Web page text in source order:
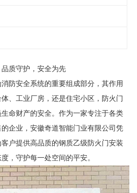
质守护，安全为先
防安全系统的重要组成部分，其作用
、工业厂房，还是住宅小区，防火门
命财产的安全。作为一家专注于各类
企业，安徽奇道智能门业有限公司凭
户提供高品质的钢质乙级防火门安装
，守护每一处空间的平安。